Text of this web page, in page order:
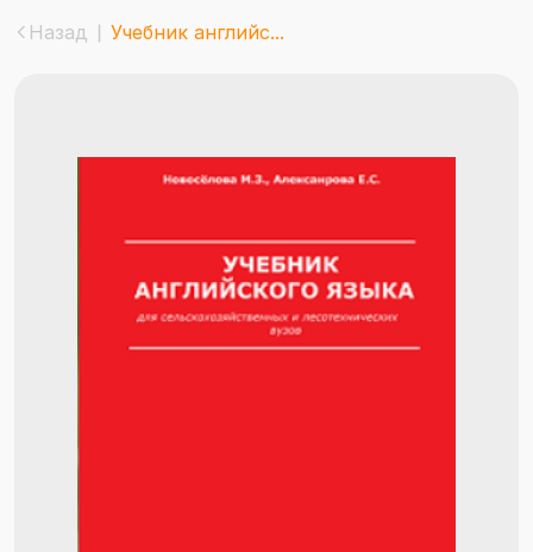
Назад Учебник английс...